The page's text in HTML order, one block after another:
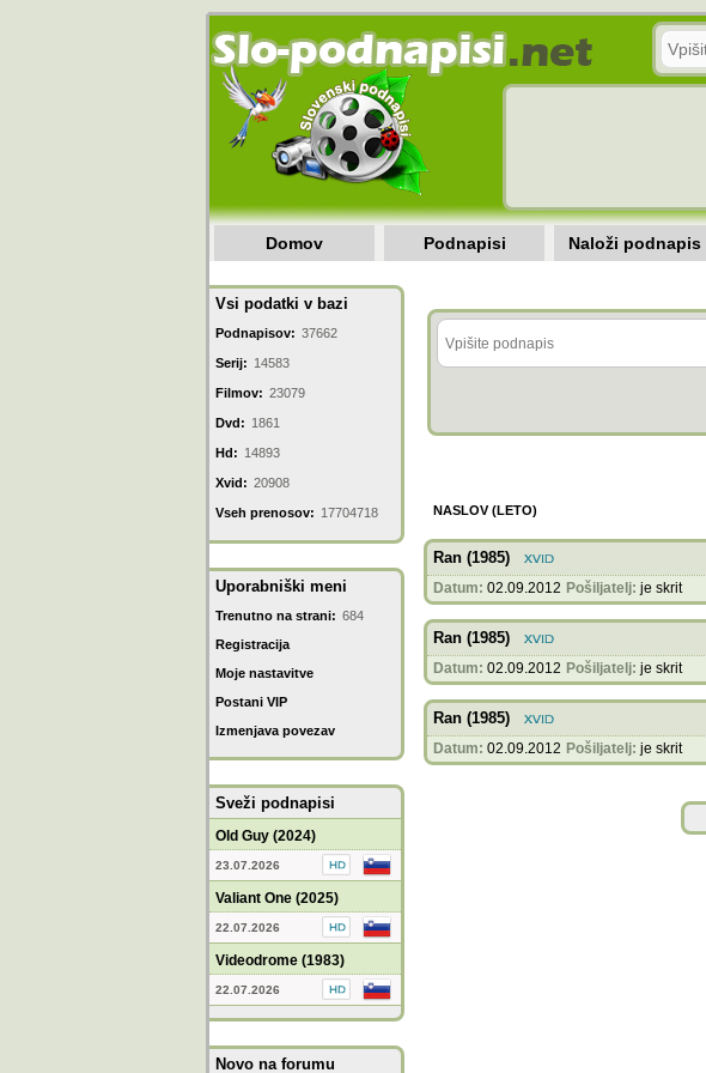
Domov Podnapisi Naloži podnapis
Vsi podatki v bazi
Podnapisov: 37662
Serij: 14583
Filmov: 23079
Dvd: 1861
Hd: 14893
Xvid: 20908
Vseh prenosov: 17704718
Uporabniški meni
Trenutno na strani: 684
Registracija
Moje nastavitve
Postani VIP
Izmenjava povezav
Sveži podnapisi
Old Guy (2024)
23.07.2026
Valiant One (2025)
22.07.2026
Videodrome (1983)
22.07.2026
Novo na forumu
NASLOV (LETO)
Ran (1985)
Datum: 02.09.2012 Pošiljatelj: je skrit
Ran (1985)
Datum: 02.09.2012 Pošiljatelj: je skrit
Ran (1985)
Datum: 02.09.2012 Pošiljatelj: je skrit